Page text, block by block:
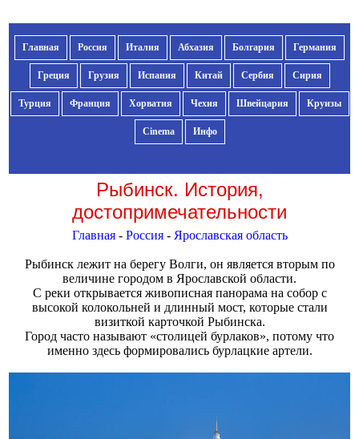
Главная Россия Италия Абхазия Болгария Германия
Греция Грузия Испания Китай Сербия Сирия
Турция Франция Хорватия Чехия Швейцария Круизы
Cinema Инфо
Рыбинск. История,
достопримечательности
Главная- Россия- Ярославская область
Рыбинск лежит на берегу Волги, он является вторым по
величине городом в Ярославской области.
С реки открывается живописная панорама на собор с
высокой колокольней и длинный мост, которые стали
визиткой карточкой Рыбинска.
Город часто называют «столицей бурлаков», потому что
именно здесь формировались бурлацкие артели.